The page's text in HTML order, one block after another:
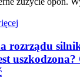
rozrządu